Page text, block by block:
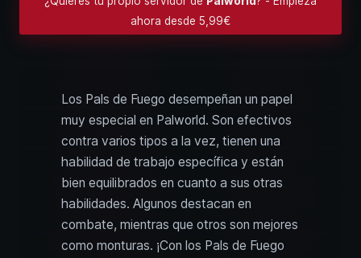
ahora desde 5,99€
Los Pals de Fuego desempeñan un papel
muy especial en Palworld. Son efectivos
contra varios tipos a la vez, tienen una
habilidad de trabajo específica y están
bien equilibrados en cuanto a sus otras
habilidades. Algunos destacan en
combate, mientras que otros son mejores
como monturas. ¡Con los Pals de Fuego